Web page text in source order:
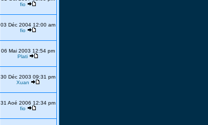
fio
03 Déc 2004 12:00 am
fio
06 Mai 2003 12:54 pm
Plati
30 Déc 2003 09:31 pm
Xuan
31 Aoé 2006 12:34 pm
fio